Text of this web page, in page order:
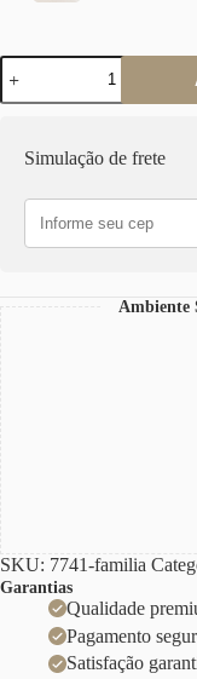
Pulseira
Grafite
Pingente
Banho
Galvânico
Simulação de frete
Ambiente
SKU: 7741-familia
Garantias
Qualidade
Pagamento
Satisfação